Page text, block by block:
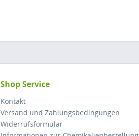
Shop Service
Kontakt
Versand und Zahlungsbedingungen
Widerrufsformular